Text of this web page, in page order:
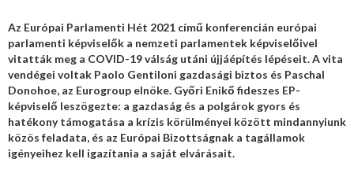
Az Európai Parlamenti Hét 2021 című konferencián európai
parlamenti képviselők a nemzeti parlamentek képviselőivel
vitatták meg a COVID-19 válság utáni újjáépítés lépéseit. A vita
vendégei voltak Paolo Gentiloni gazdasági biztos és Paschal
Donohoe, az Eurogroup elnöke. Győri Enikő fideszes EP-
képviselő leszögezte: a gazdaság és a polgárok gyors és
hatékony támogatása a krízis körülményei között mindannyiunk
közös feladata, és az Európai Bizottságnak a tagállamok
igényeihez kell igazítania a saját elvárásait.